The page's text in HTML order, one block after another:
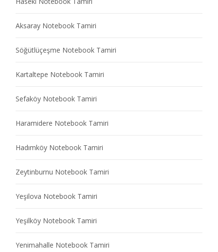
Aksaray Notebook Tamiri
Söğütlüçeşme Notebook Tamiri
Kartaltepe Notebook Tamiri
Sefaköy Notebook Tamiri
Haramidere Notebook Tamiri
Hadımköy Notebook Tamiri
Zeytinburnu Notebook Tamiri
Yeşilova Notebook Tamiri
Yeşilköy Notebook Tamiri
Yenimahalle Notebook Tamiri